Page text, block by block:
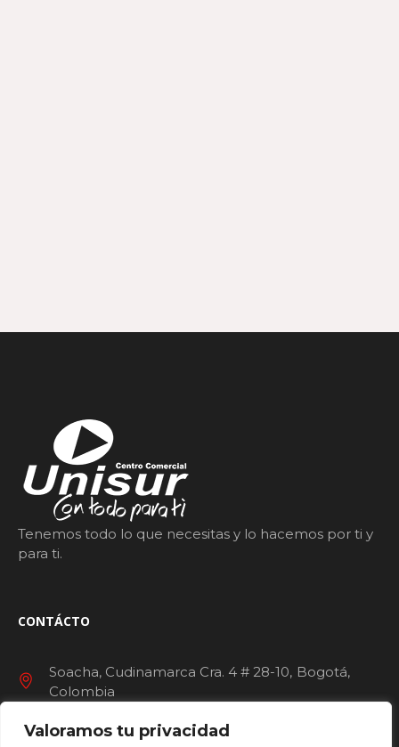
Valoramos tu privacidad
Tenemos todo lo que necesitas y lo hacemos por ti y
para ti.
CONTÁCTO
Soacha, Cudinamarca Cra. 4 # 28-10 Bogotá
Colombia
servicioalcliente@ccunisur.com